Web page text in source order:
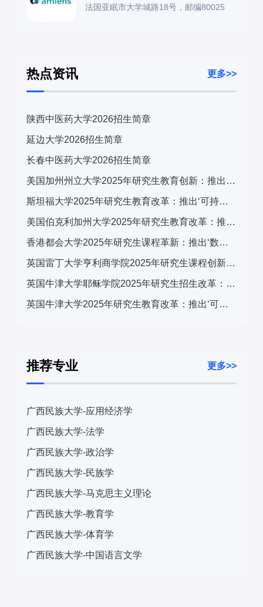
法国亚眠市大学城路18号，邮编80025
热点资讯 更多>>
陕西中医药大学2026招生简章
延边大学2026招生简章
长春中医药大学2026招生简章
美国加州州立大学2025年研究生教育创新：推出‘可持续发展与科技融合’跨学科计划，引发广泛关注
斯坦福大学2025年研究生教育改革：推出‘可持续发展与科技融合’跨学科计划，引发全球关注
美国伯克利加州大学2025年研究生教育改革：推出‘可持续发展与科技融合’交叉培养计划，引发学术界广泛关注
香港都会大学2025年研究生课程革新：推出‘数字转型与可持续发展’跨学科计划，引发广泛关注
英国雷丁大学亨利商学院2025年研究生课程创新：推出‘可持续金融与ESG’专项计划，引领商科教育新趋势
英国牛津大学耶稣学院2025年研究生招生改革：推出‘全球挑战’跨学科项目，引发国际教育界关注
英国牛津大学2025年研究生教育改革：推出‘可持续发展与全球挑战’交叉学科计划，引发国际教育界关注
推荐专业 更多>>
广西民族大学-应用经济学
广西民族大学-法学
广西民族大学-政治学
广西民族大学-民族学
广西民族大学-马克思主义理论
广西民族大学-教育学
广西民族大学-体育学
广西民族大学-中国语言文学